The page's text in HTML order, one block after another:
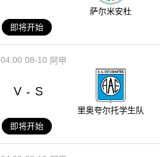
萨尔米安杜
即将开始
08-10
04:00 阿甲
V - S
里奥夸尔托学生队
即将开始